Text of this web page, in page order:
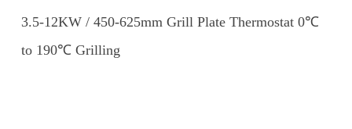
3.5-12KW / 450-625mm Grill Plate Thermostat 0℃
to 190℃ Grilling